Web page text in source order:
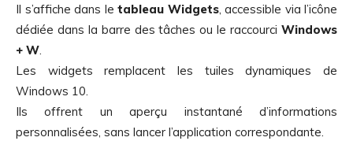
Il s’affiche dans le tableau Widgets, accessible via l’icône
dédiée dans la barre des tâches ou le raccourci Windows
+ W
Les widgets remplacent les tuiles dynamiques de
Windows 10.
Ils offrent un aperçu instantané d’informations
personnalisées, sans lancer l’application correspondante.